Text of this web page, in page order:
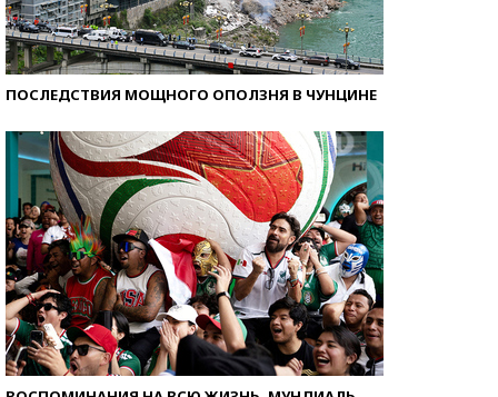
ПОСЛЕДСТВИЯ МОЩНОГО ОПОЛЗНЯ В ЧУНЦИНЕ